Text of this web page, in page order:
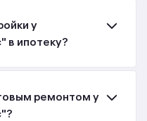
у
в ипотеку?
ремонтом у